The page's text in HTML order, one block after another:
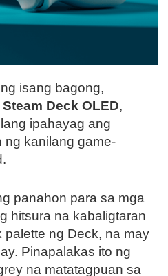
isang bagong,
Steam Deck OLED,
ipahayag ang
ng kanilang game-
panahon para sa mga
hitsura na kabaligtaran
palette ng Deck, na may
Pinapalakas ito ng
na matatagpuan sa